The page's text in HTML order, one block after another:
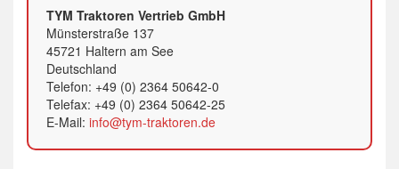
TYM Traktoren Vertrieb GmbH
Münsterstraße 137
45721 Haltern am See
Deutschland
Telefon: +49 (0) 2364 50642-0
Telefax: +49 (0) 2364 50642-25
E-Mail: info@tym-traktoren.de